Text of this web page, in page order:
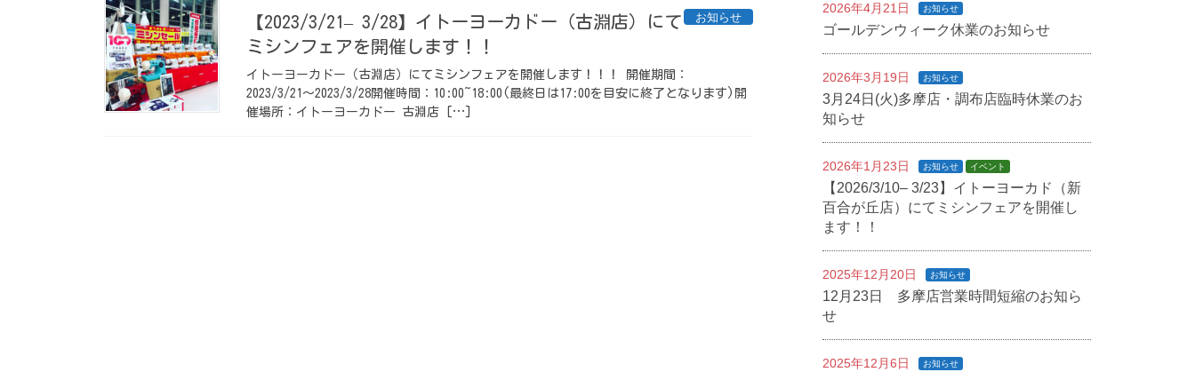
お知らせ
【2023/3/21– 3/28】イトーヨーカドー（古淵店）にて
ミシンフェアを開催します！！
イトーヨーカドー（古淵店）にてミシンフェアを開催します！！！ 開催期間：
2023/3/21〜2023/3/28開催時間：10:00~18:00(最終日は17:00を目安に終了となります)開
催場所：イトーヨーカドー 古淵店 […]
2026年4月21日 お知らせ
ゴールデンウィーク休業のお知らせ
2026年3月19日 お知らせ
3月24日(火)多摩店・調布店臨時休業のお
知らせ
2026年1月23日 お知らせ イベント
【2026/3/10– 3/23】イトーヨーカド（新
百合が丘店）にてミシンフェアを開催し
ます！！
2025年12月20日 お知らせ
12月23日 多摩店営業時間短縮のお知ら
せ
2025年12月6日 お知らせ